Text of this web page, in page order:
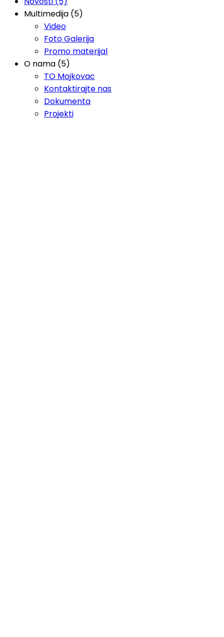
Multimedija (5)
Video
Foto Galerija
Promo materijal
O nama (5)
TO Mojkovac
Kontaktirajte nas
Dokumenta
Projekti